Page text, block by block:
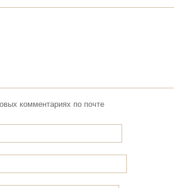
комментариях по почте